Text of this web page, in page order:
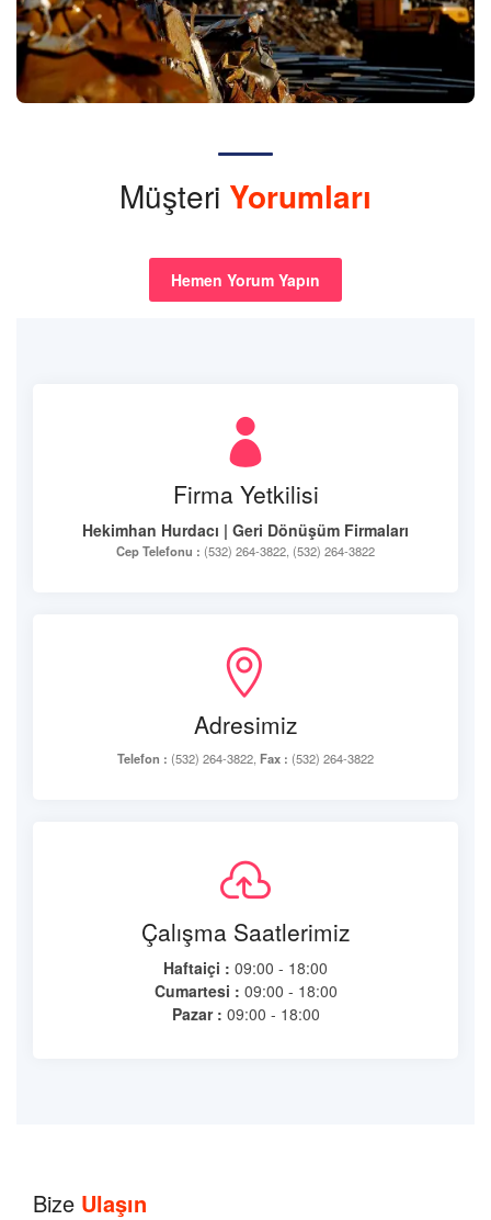
Müşteri Yorumları
Hemen Yorum Yapın
Firma Yetkilisi
Hekimhan Hurdacı | Geri Dönüşüm Firmaları
Cep Telefonu : (532) 264-3822, (532) 264-3822
Adresimiz
Telefon : (532) 264-3822, Fax : (532) 264-3822
Çalışma Saatlerimiz
Haftaiçi : 09:00 - 18:00
Cumartesi : 09:00 - 18:00
Pazar : 09:00 - 18:00
Bize Ulaşın